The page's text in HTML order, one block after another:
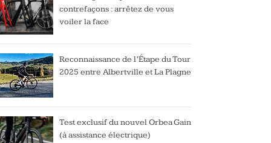
contrefaçons : arrêtez de vous
voiler la face
Reconnaissance de l’Étape du Tour
2025 entre Albertville et La Plagne
Test exclusif du nouvel Orbea Gain
(à assistance électrique)